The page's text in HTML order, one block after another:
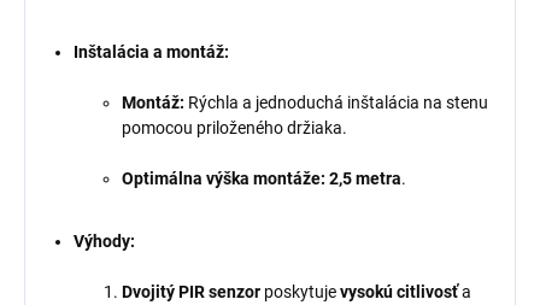
Inštalácia a montáž:
Montáž: Rýchla a jednoduchá inštalácia na stenu
pomocou priloženého držiaka.
Optimálna výška montáže: 2,5 metra.
Výhody:
Dvojitý PIR senzor poskytujevysokú citlivosťa